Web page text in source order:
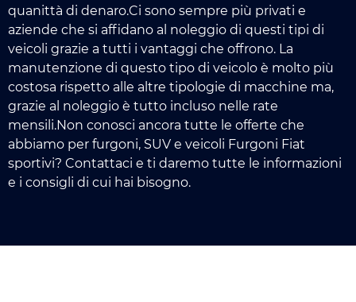
quanittà di denaro.Ci sono sempre più privati e
aziende che si affidano al noleggio di questi tipi di
veicoli grazie a tutti i vantaggi che offrono. La
manutenzione di questo tipo di veicolo è molto più
costosa rispetto alle altre tipologie di macchine ma,
grazie al noleggio è tutto incluso nelle rate
mensili.Non conosci ancora tutte le offerte che
abbiamo per furgoni, SUV e veicoli Furgoni Fiat
sportivi? Contattaci e ti daremo tutte le informazioni
e i consigli di cui hai bisogno.